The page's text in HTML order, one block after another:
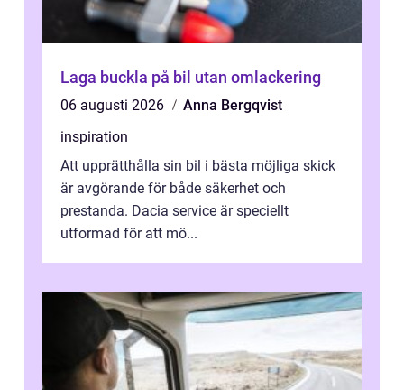
Laga buckla på bil utan omlackering
06 augusti 2026
Anna Bergqvist
inspiration
Att upprätthålla sin bil i bästa möjliga skick
är avgörande för både säkerhet och
prestanda. Dacia service är speciellt
utformad för att mö...